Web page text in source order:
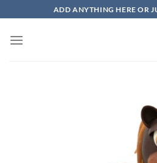
al
contenido
ADD ANYTHING HERE OR